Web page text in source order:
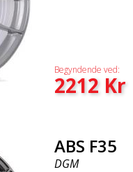
Begyndende ved:
2212Kr
ABS F35
DGM